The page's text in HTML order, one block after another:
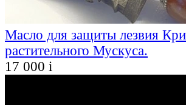
Масло для защиты лезвия
растительного Мускуса.
17 000 i